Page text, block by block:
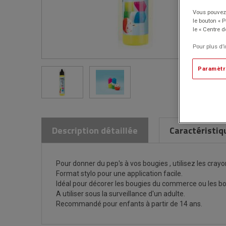
Description détaillée
Pour donner du pep's à vos bougies , utilisez les
Format stylo pour une application facile.
Idéal pour décorer les bougies du commerce ou les
A utiliser sous la surveillance d'un adulte.
Recommandé pour enfants à partir de 14 ans.
Vous
le bouton «
le « Centre
Pour plus